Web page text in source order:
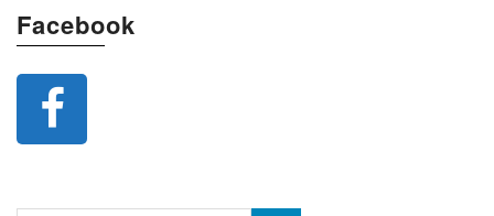
Facebook